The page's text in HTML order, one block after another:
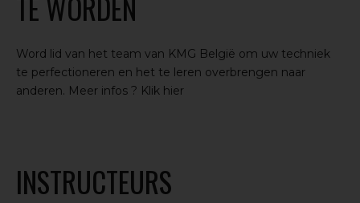
Word lid van het team van KMG België om uw techniek
te perfectioneren en het te leren overbrengen naar
anderen. Meer infos ? Klik hier
INSTRUCTEURS